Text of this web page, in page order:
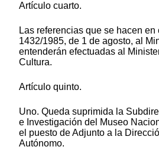
Artículo cuarto.
Las referencias que se hacen
1432/1985, de 1 de agosto, al
entenderán efectuadas al
Cultura.
Artículo quinto.
Uno. Queda suprimida la
e Investigación del Museo
el puesto de Adjunto a la
Autónomo.